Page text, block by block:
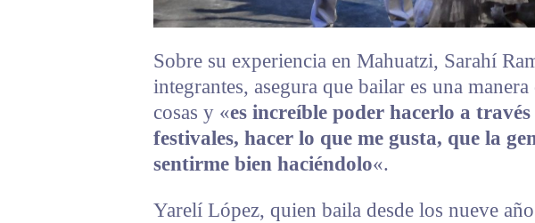
Sobre su experiencia en Mahuatzi, Sarahí
integrantes, asegura que bailar es una
cosas y «es increíble poder hacerlo a través
festivales, hacer lo que me gusta, que la
sentirme bien haciéndolo«.
Yarelí López, quien baila desde los nueve